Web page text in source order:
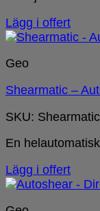
Lägg i offert
Geo
Shearmatic –
SKU: Shearmatic
En
Lägg i offert